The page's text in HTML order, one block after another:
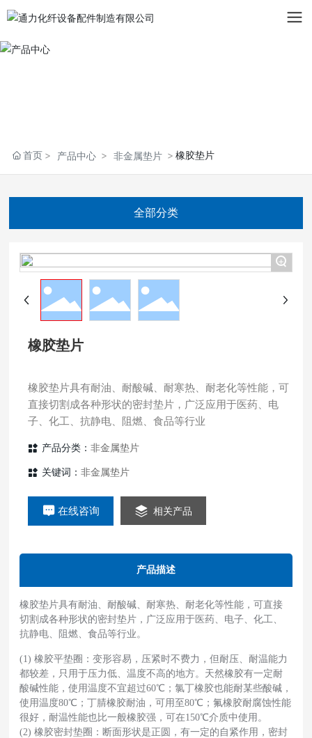
首页 产品中心 非金属垫片 橡胶垫片
全部分类
+
橡胶垫片
橡胶垫片具有耐油、耐酸碱、耐寒热、耐老化等性能，可
直接切割成各种形状的密封垫片，广泛应用于医药、电
产品分类：非金属垫片
关键词：非金属垫片
在线咨询 相关产品
产品描述
橡胶垫片具有耐油、耐酸碱、耐寒热、耐老化等性能，可直接
切割成各种形状的密封垫片，广泛应用于医药、电子、化工、
抗静电、阻燃、食品等行业。
(1) 橡胶平垫圈：变形容易，压紧时不费力，但耐压、耐温能力
都较差，只用于压力低、温度不高的地方。天然橡胶有一定耐
酸碱性能，使用温度不宜超过60℃；氯丁橡胶也能耐某些酸碱，
使用温度80℃；丁腈橡胶耐油，可用至80℃；氟橡胶耐腐蚀性能
很好，耐温性能也比一般橡胶强，可在150℃介质中使用。
(2) 橡胶密封垫圈：断面形状是正圆，有一定的自紧作用，密封